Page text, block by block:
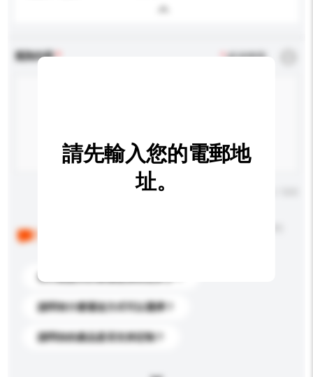
查詢內容 *必須填寫
你們能提供的最優惠價格是多少？
請問有什麼運送方式可以選擇？
請問你的產品是否支持定制？
請先輸入您的電郵地
址。